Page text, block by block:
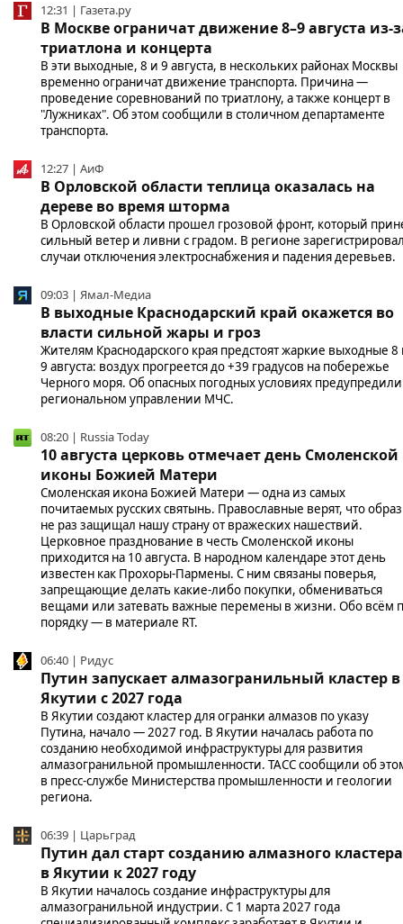
12:31 | Газета.ру
В Москве ограничат движение 8–9 августа из-
триатлона и концерта
В эти выходные, 8 и 9 августа, в нескольких районах Москвы
временно ограничат движение транспорта. Причина —
проведение соревнований по триатлону, а также концерт в
"Лужниках". Об этом сообщили в столичном департаменте
транспорта.
12:27 | АиФ
В Орловской области теплица оказалась на
дереве во время шторма
В Орловской области прошел грозовой фронт, который
сильный ветер и ливни с градом. В регионе
случаи отключения электроснабжения и падения деревьев.
09:03 | Ямал-Медиа
В выходные Краснодарский край окажется во
власти сильной жары и гроз
Жителям Краснодарского края предстоят жаркие выходные 8
9 августа: воздух прогреется до +39 градусов на побережье
Черного моря. Об опасных погодных условиях
региональном управлении МЧС.
08:20 | Russia Today
10 августа церковь отмечает день Смоленской
иконы Божией Матери
Смоленская икона Божией Матери — одна из самых
почитаемых русских святынь. Православные верят, что образ
не раз защищал нашу страну от вражеских нашествий.
Церковное празднование в честь Смоленской иконы
приходится на 10 августа. В народном календаре этот день
известен как Прохоры-Пармены. С ним связаны поверья,
запрещающие делать какие-либо покупки, обмениваться
вещами или затевать важные перемены в жизни. Обо всём
порядку — в материале RT.
06:40 | Ридус
Путин запускает алмазогранильный кластер в
Якутии с 2027 года
В Якутии создают кластер для огранки алмазов по указу
Путина, начало — 2027 год. В Якутии началась работа по
созданию необходимой инфраструктуры для развития
алмазогранильной промышленности. ТАСС сообщили об
в пресс-службе Министерства промышленности и геологии
региона.
06:39 | Царьград
Путин дал старт созданию алмазного кластера
в Якутии к 2027 году
В Якутии началось создание инфраструктуры для
алмазогранильной индустрии. С 1 марта 2027 года